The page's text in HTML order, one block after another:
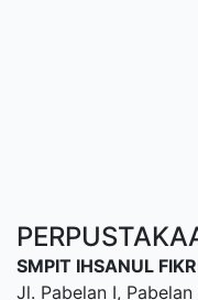
SMPIT IHSANUL
Jl. Pabelan I,